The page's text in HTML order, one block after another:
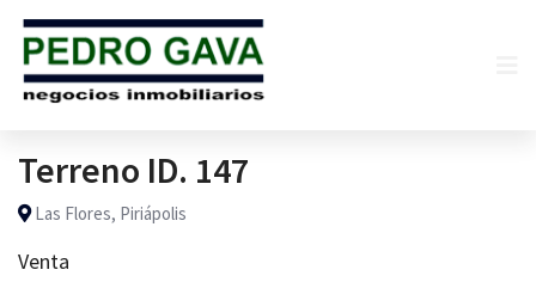
Terreno ID. 147
Las Flores, Piriápolis
Venta